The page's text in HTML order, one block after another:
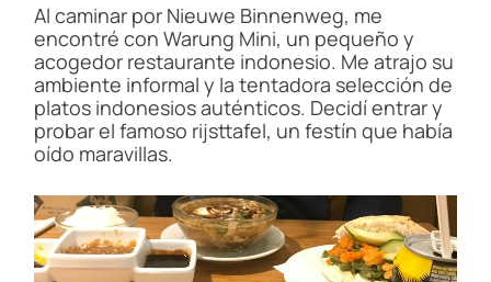
Al caminar por Nieuwe Binnenweg, me
encontré con Warung Mini, un pequeño y
acogedor restaurante indonesio. Me atrajo su
ambiente informal y la tentadora selección de
platos indonesios auténticos. Decidí entrar y
probar el famoso rijsttafel, un festín que había
oído maravillas.